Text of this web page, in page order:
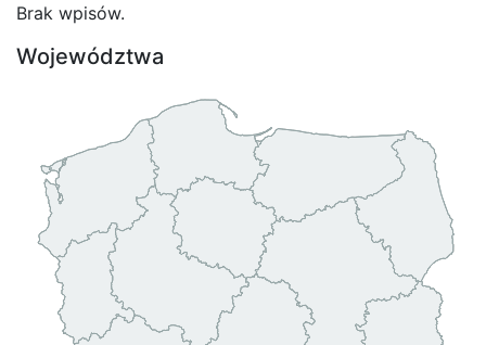
Brak wpisów.
Województwa